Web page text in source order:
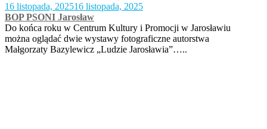
16 listopada, 202516 listopada, 2025
BOP PSONI Jarosław
Do końca roku w Centrum Kultury i Promocji w Jarosławiu
można oglądać dwie wystawy fotograficzne autorstwa
Małgorzaty Bazylewicz „Ludzie Jarosławia”…..